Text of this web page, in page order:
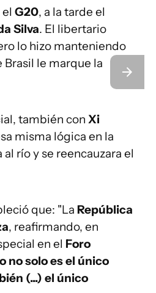
G20, a la tarde el
Silva. El libertario
lo hizo manteniendo
Brasil le marque la
también con Xi
misma lógica en la
río y se reencauzara el
que: "La República
, reafirmando, en
en el Foro
no solo es el único
(...) el único